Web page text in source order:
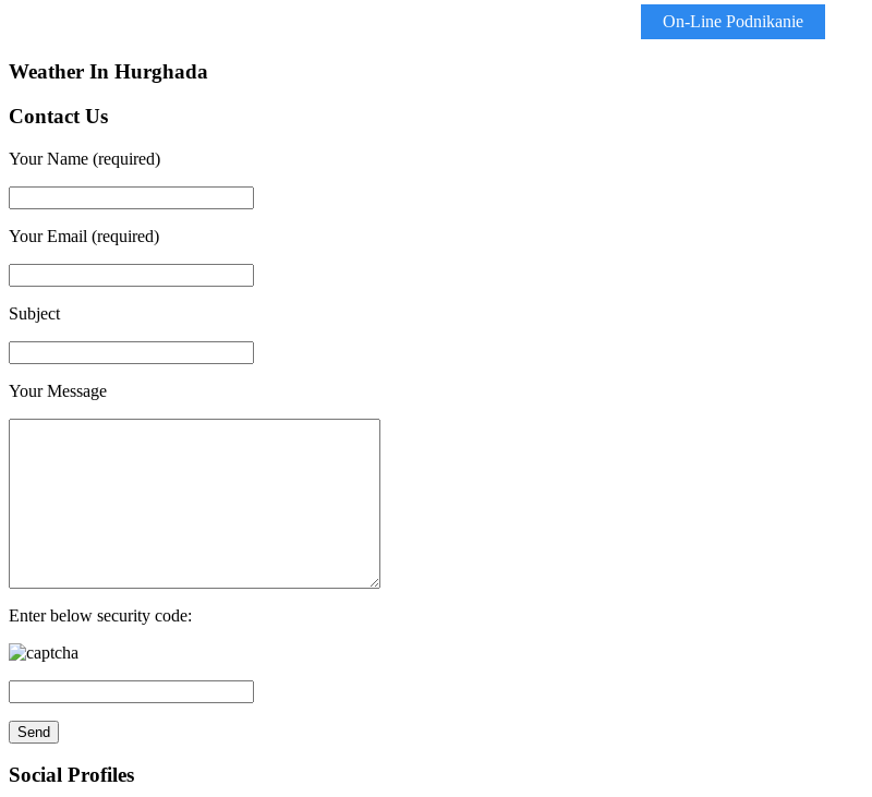
On-Line Podnikanie
Weather In Hurghada
Contact Us
Your Name (required)
Your Email (required)
Subject
Your Message
Enter below security code:
Social Profiles